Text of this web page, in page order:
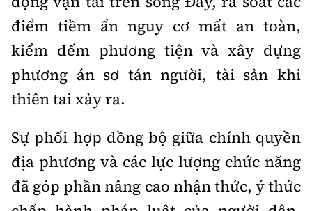
điểm tiềm ẩn nguy cơ mất an toàn,
kiểm đếm phương tiện và xây dựng
phương án sơ tán người, tài sản khi
thiên tai xảy ra.
Sự phối hợp đồng bộ giữa chính quyền
địa phương và các lực lượng chức năng
đã góp phần nâng cao nhận thức, ý thức